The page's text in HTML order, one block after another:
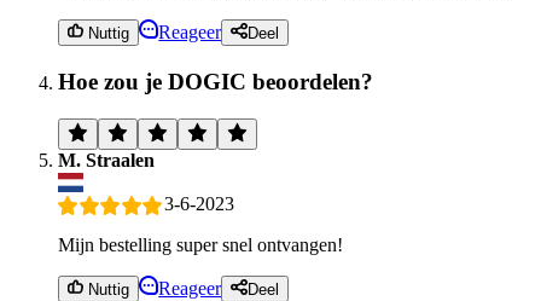
Nuttig Reageer Deel
Hoe zou je DOGIC beoordelen?
M. Straalen
3-6-2023
Mijn bestelling super snel ontvangen!
Nuttig Reageer Deel